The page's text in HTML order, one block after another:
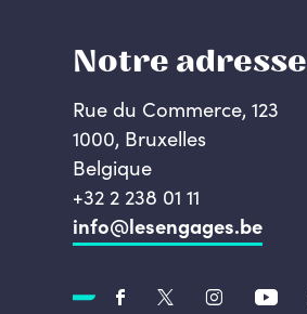
Notre adresse
Rue du Commerce, 123
1000, Bruxelles
Belgique
+32 2 238 01 11
info@lesengages.be